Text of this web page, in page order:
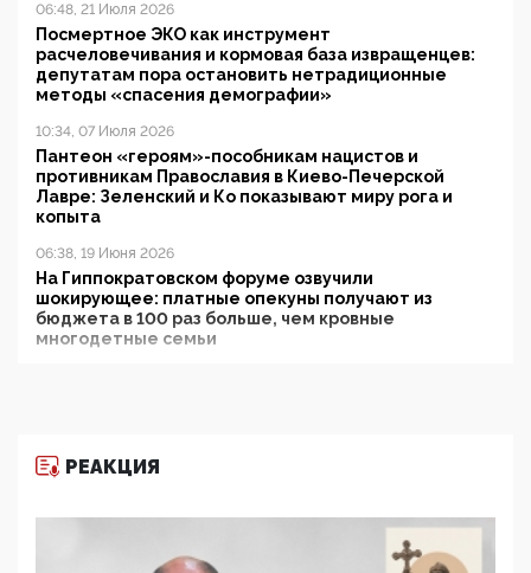
06:48, 21 Июля 2026
Посмертное ЭКО как инструмент
расчеловечивания и кормовая база извращенцев:
депутатам пора остановить нетрадиционные
методы «спасения демографии»
10:34, 07 Июля 2026
Пантеон «героям»-пособникам нацистов и
противникам Православия в Киево-Печерской
Лавре: Зеленский и Ко показывают миру рога и
копыта
06:38, 19 Июня 2026
На Гиппократовском форуме озвучили
шокирующее: платные опекуны получают из
бюджета в 100 раз больше, чем кровные
многодетные семьи
11:53, 09 Июня 2026
деятельность ИИТО ЮНЕСКО в России, но
цифроглобалисты продолжают определять
повестку в образовании
РЕАКЦИЯ